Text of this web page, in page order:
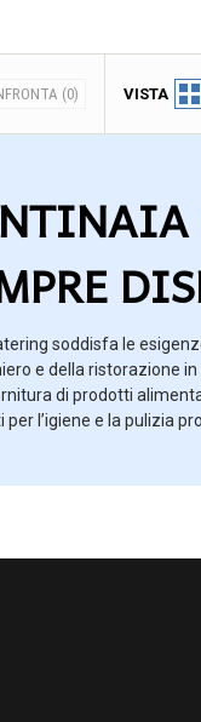
(0) VISTA
soddisfa le
e della ristorazione
di prodotti
per l’igiene e la pulizia